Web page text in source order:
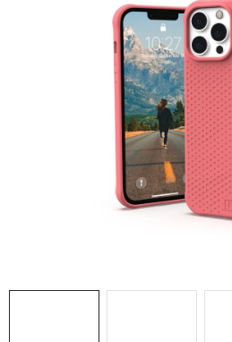
BRAŠNY NA NOTEBOOKY
POUZDRA, OBALY NA APPLE